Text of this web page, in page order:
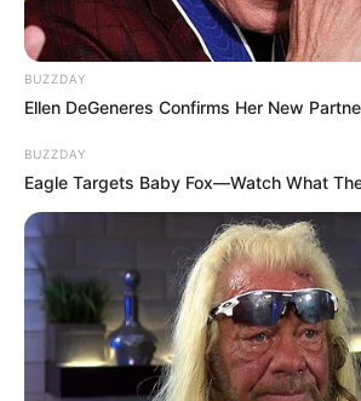
BUZZDAY
Ellen DeGeneres Confirms Her New
BUZZDAY
Eagle Targets Baby Fox—Watch What